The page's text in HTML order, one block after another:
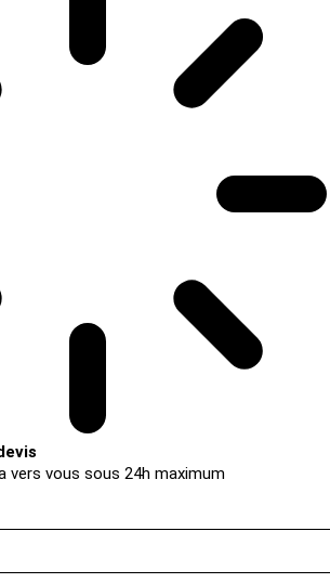
vers vous sous 24h maximum